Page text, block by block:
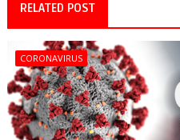
RELATED POST
CORONAVIRUS